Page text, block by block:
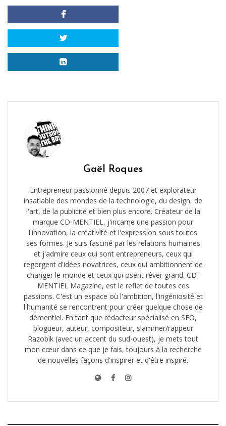
Gaël Roques
Entrepreneur passionné depuis 2007 et explorateur
insatiable des mondes de la technologie, du design, de
l'art, de la publicité et bien plus encore. Créateur de la
marque CD-MENTIEL, j'incarne une passion pour
l'innovation, la créativité et l'expression sous toutes
ses formes. Je suis fasciné par les relations humaines
et j'admire ceux qui sont entrepreneurs, ceux qui
regorgent d'idées novatrices, ceux qui ambitionnent de
changer le monde et ceux qui osent rêver grand. CD-
MENTIEL Magazine, est le reflet de toutes ces
passions. C'est un espace où l'ambition, l'ingéniosité et
l'humanité se rencontrent pour créer quelque chose de
démentiel. En tant que rédacteur spécialisé en SEO,
blogueur, auteur, compositeur, slammer/rappeur
Razobik (avec un accent du sud-ouest), je mets tout
mon cœur dans ce que je fais, toujours à la recherche
de nouvelles façons d'inspirer et d'être inspiré.